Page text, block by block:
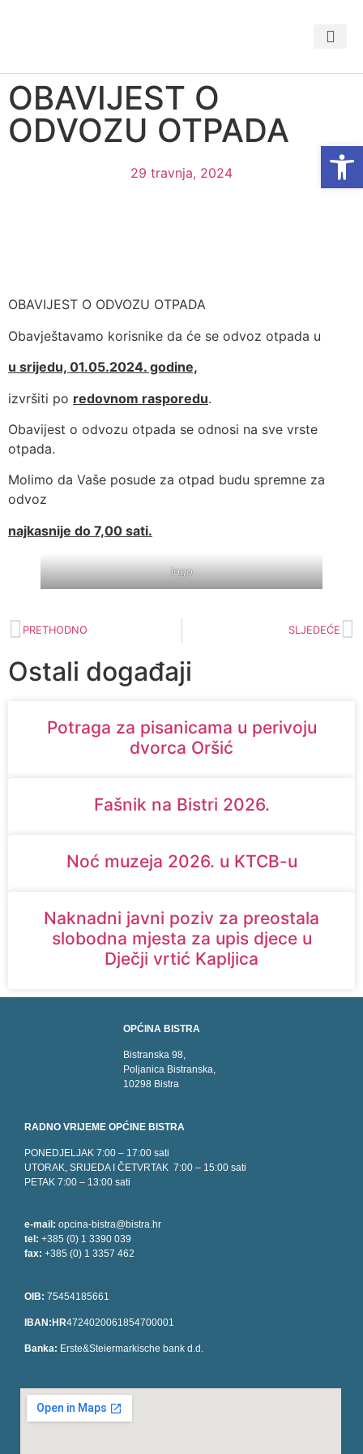
OBAVIJEST O
ODVOZU OTPADA
29 travnja, 2024
OBAVIJEST O ODVOZU OTPADA
Obavještavamo korisnike da će se odvoz otpada u
u srijedu, 01.05.2024. godine,
izvršiti po redovnom rasporedu.
Obavijest o odvozu otpada se odnosi na sve vrste
otpada.
Molimo da Vaše posude za otpad budu spremne za
odvoz
najkasnije do 7,00 sati.
logo
PRETHODNO SLJEDEĆE
Ostali događaji
Potraga za pisanicama u perivoju
dvorca Oršić
Fašnik na Bistri 2026.
Noć muzeja 2026. u KTCB-u
Naknadni javni poziv za preostala
slobodna mjesta za upis djece u
Dječji vrtić Kapljica
OPĆINA BISTRA
Bistranska 98,
Poljanica Bistranska,
10298 Bistra
RADNO VRIJEME OPĆINE BISTRA
PONEDJELJAK 7:00 – 17:00 sati
UTORAK, SRIJEDA I ČETVRTAK 7:00 – 15:00 sati
PETAK 7:00 – 13:00 sati
e-mail: opcina-bistra@bistra.hr
tel: +385 (0) 1 3390 039
fax: +385 (0) 1 3357 462
OIB: 75454185661
IBAN:HR4724020061854700001
Banka: Erste&Steiermarkische bank d.d.